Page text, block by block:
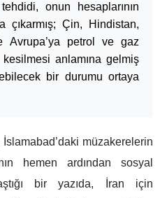
onun hesaplarının
çıkarmış; Çin, Hindistan,
Avrupa’ya petrol ve gaz
kesilmesi anlamına gelmiş
bir durumu ortaya
müzakerelerin
hemen ardından sosyal
bir yazıda, İran için